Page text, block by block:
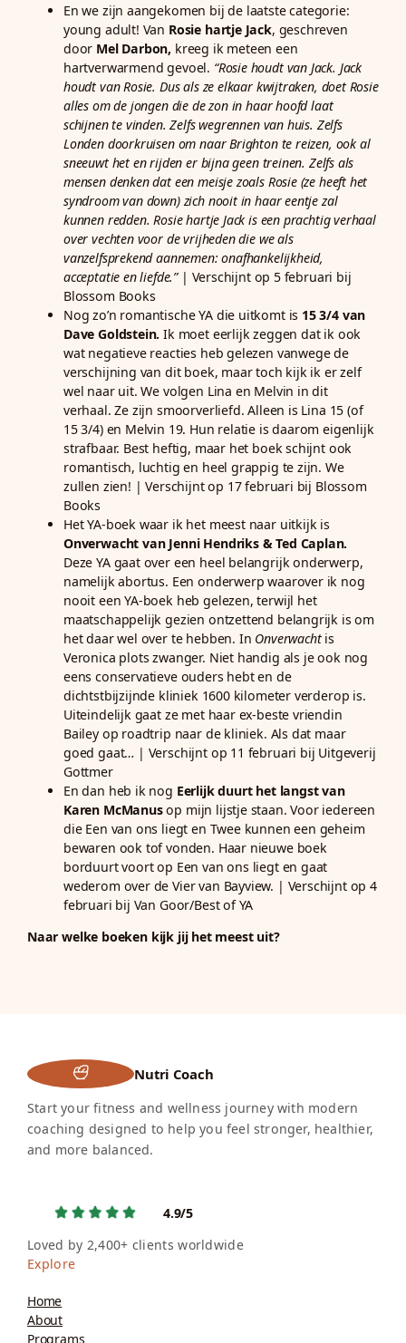
En we zijn aangekomen bij de laatste categorie:
young adult! Van Rosie hartje Jack, geschreven
door Mel Darbon, kreeg ik meteen een
hartverwarmend gevoel. “Rosie houdt van Jack. Jack
houdt van Rosie. Dus als ze elkaar kwijtraken, doet Rosie
alles om de jongen die de zon in haar hoofd laat
schijnen te vinden. Zelfs wegrennen van huis. Zelfs
Londen doorkruisen om naar Brighton te reizen, ook al
sneeuwt het en rijden er bijna geen treinen. Zelfs als
mensen denken dat een meisje zoals Rosie (ze heeft het
syndroom van down) zich nooit in haar eentje zal
kunnen redden. Rosie hartje Jack is een prachtig verhaal
over vechten voor de vrijheden die we als
vanzelfsprekend aannemen: onafhankelijkheid,
acceptatie en liefde.”| Verschijnt op 5 februari bij
Blossom Books
Nog zo’n romantische YA die uitkomt is 15 3/4 van
Dave Goldstein.Ik moet eerlijk zeggen dat ik ook
wat negatieve reacties heb gelezen vanwege de
verschijning van dit boek, maar toch kijk ik er zelf
wel naar uit. We volgen Lina en Melvin in dit
verhaal. Ze zijn smoorverliefd. Alleen is Lina 15 (of
15 3/4) en Melvin 19. Hun relatie is daarom eigenlijk
strafbaar. Best heftig, maar het boek schijnt ook
romantisch, luchtig en heel grappig te zijn. We
zullen zien! | Verschijnt op 17 februari bij Blossom
Books
Het YA-boek waar ik het meest naar uitkijk is
Onverwacht van Jenni Hendriks & Ted Caplan.
Deze YA gaat over een heel belangrijk onderwerp,
namelijk abortus. Een onderwerp waarover ik nog
nooit een YA-boek heb gelezen, terwijl het
maatschappelijk gezien ontzettend belangrijk is om
het daar wel over te hebben. In Onverwachtis
Veronica plots zwanger. Niet handig als je ook nog
eens conservatieve ouders hebt en de
dichtstbijzijnde kliniek 1600 kilometer verderop is.
Uiteindelijk gaat ze met haar ex-beste vriendin
Bailey op roadtrip naar de kliniek. Als dat maar
goed gaat… | Verschijnt op 11 februari bij Uitgeverij
Gottmer
En dan heb ik nog Eerlijk duurt het langst van
Karen McManusop mijn lijstje staan. Voor iedereen
die Een van ons liegt en Twee kunnen een geheim
bewaren ook tof vonden. Haar nieuwe boek
borduurt voort op Een van ons liegt en gaat
wederom over de Vier van Bayview. | Verschijnt op 4
februari bij Van Goor/Best of YA
Naar welke boeken kijk jij het meest uit?
Nutri Coach
Start your fitness and wellness journey with modern
coaching designed to help you feel stronger, healthier,
and more balanced.
4.9/5
Loved by 2,400+ clients worldwide
Explore
Home
About
Programs